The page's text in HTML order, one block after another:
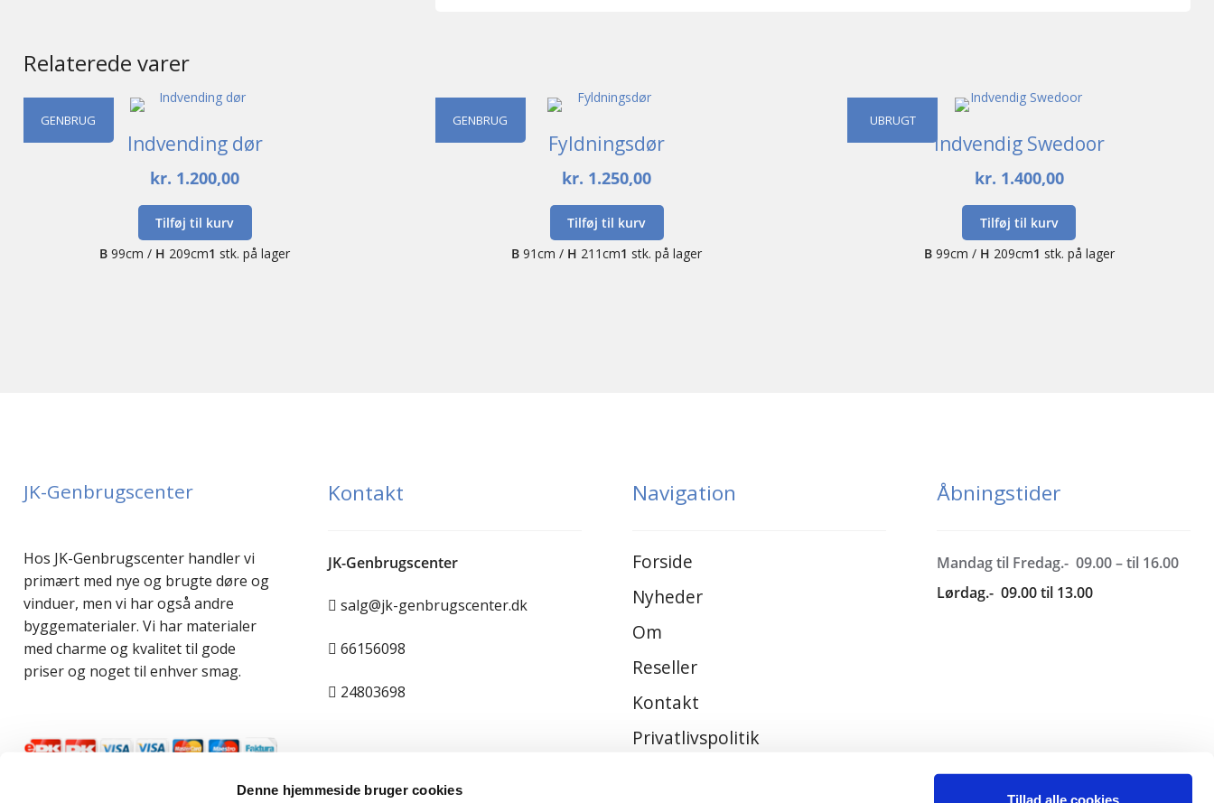
Denne hjemmeside bruger cookies
Tillad alle cookies
Relaterede varer
GENBRUG
Indvending dør
kr. 1.200,00
Tilføj til kurv
B 99cm / H 209cm1 stk. på lager
GENBRUG
Fyldningsdør
kr. 1.250,00
Tilføj til kurv
B 91cm / H 211cm1 stk. på lager
UBRUGT
Indvendig Swedoor
kr. 1.400,00
Tilføj til kurv
B99cm / H 209cm1 stk. på lager
JK-Genbrugscenter
Hos JK-Genbrugscenter handler vi
primært med nye og brugte døre og
vinduer, men vi har også andre
byggematerialer. Vi har materialer
med charme og kvalitet til gode
priser og noget til enhver smag.
Kontakt
JK-Genbrugscenter
salg@jk-genbrugscenter.dk
66156098
24803698
Navigation
Forside
Nyheder
Om
Reseller
Kontakt
Privatlivspolitik
Åbningstider
Mandag til Fredag.- 09.00 – til 16.00
Lørdag.- 09.00 til 13.00